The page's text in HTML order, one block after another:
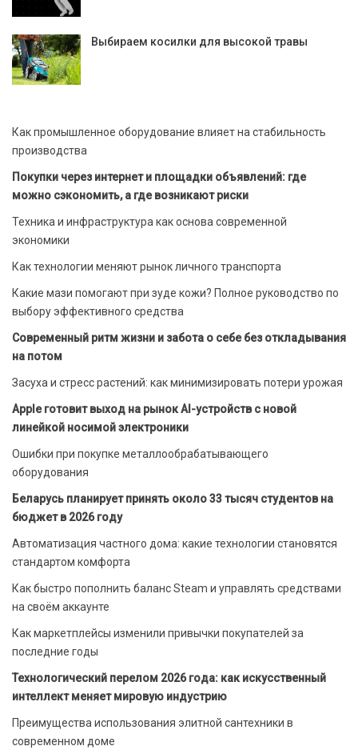
Выбираем косилки для высокой травы
Как промышленное оборудование влияет на стабильность
производства
Покупки через интернет и площадки объявлений: где
можно сэкономить, а где возникают риски
Техника и инфраструктура как основа современной
экономики
Как технологии меняют рынок личного транспорта
Какие мази помогают при зуде кожи? Полное руководство по
выбору эффективного средства
Современный ритм жизни и забота о себе без откладывания
на потом
Засуха и стресс растений: как минимизировать потери урожая
Apple готовит выход на рынок AI-устройств с новой
линейкой носимой электроники
Ошибки при покупке металлообрабатывающего
оборудования
Беларусь планирует принять около 33 тысяч студентов на
бюджет в 2026 году
Автоматизация частного дома: какие технологии становятся
стандартом комфорта
Как быстро пополнить баланс Steam и управлять средствами
на своём аккаунте
Как маркетплейсы изменили привычки покупателей за
последние годы
Технологический перелом 2026 года: как искусственный
интеллект меняет мировую индустрию
Преимущества использования элитной сантехники в
современном доме